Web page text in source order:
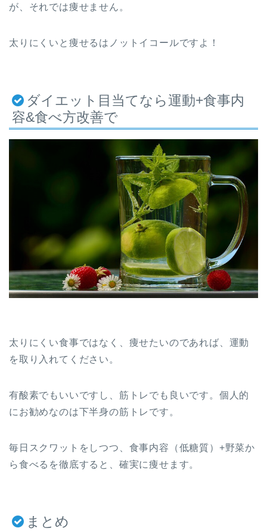
が、それでは痩せません。
太りにくいと痩せるはノットイコールですよ！
ダイエット目当てなら運動+食事内
容&食べ方改善で
太りにくい食事ではなく、痩せたいのであれば、運動
を取り入れてください。
有酸素でもいいですし、筋トレでも良いです。個人的
にお勧めなのは下半身の筋トレです。
毎日スクワットをしつつ、食事内容（低糖質）+野菜か
ら食べるを徹底すると、確実に痩せます。
まとめ